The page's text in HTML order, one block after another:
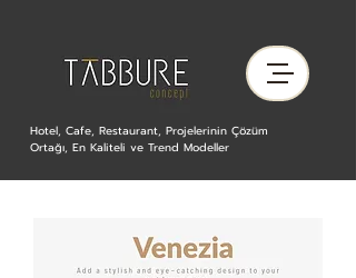
Hotel, Cafe, Restaurant, Projelerinin Çözüm
Ortağı, En Kaliteli ve Trend Modeller